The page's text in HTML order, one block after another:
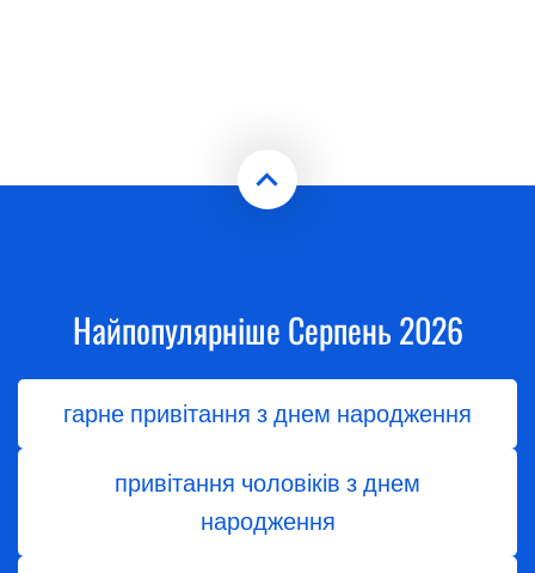
Найпопулярніше Серпень 2026
гарне привітання з днем народження
привітання чоловіків з днем
народження